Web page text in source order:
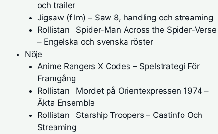
och trailer
Jigsaw (film) – Saw 8, handling och streaming
Rollistan i Spider-Man Across the Spider-Verse
– Engelska och svenska röster
Nöje
Anime Rangers X Codes – Spelstrategi För
Framgång
Rollistan i Mordet på Orientexpressen 1974 –
Äkta Ensemble
Rollistan i Starship Troopers – Castinfo Och
Streaming